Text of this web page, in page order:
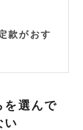
款がおす
を選んで
い